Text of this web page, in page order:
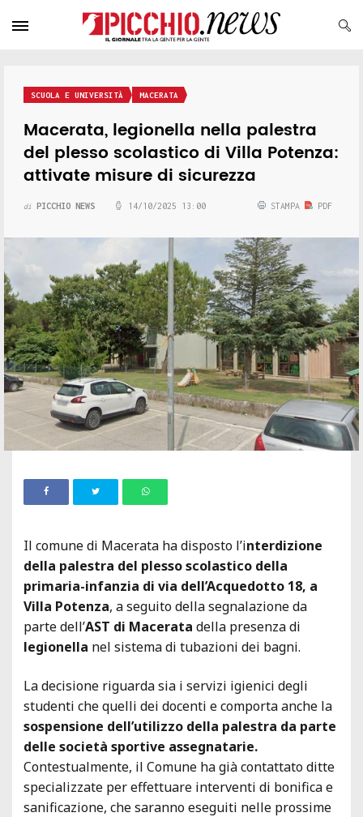
SCUOLA E UNIVERSITÀ MACERATA
Macerata, legionella nella palestra
del plesso scolastico di Villa Potenza:
attivate misure di sicurezza
di PICCHIO NEWS 14/10/2025 13:00 STAMPA PDF
Il comune di Macerata ha disposto l’interdizione
della palestra del plesso scolastico della
primaria-infanzia di via dell’Acquedotto 18, a
Villa Potenza, a seguito della segnalazione da
parte dell’AST di Macerata della presenza di
legionella nel sistema di tubazioni dei bagni.
La decisione riguarda sia i servizi igienici degli
studenti che quelli dei docenti e comporta anche la
sospensione dell’utilizzo della palestra da parte
delle società sportive assegnatarie.
Contestualmente, il Comune ha già contattato ditte
specializzate per effettuare interventi di bonifica e
sanificazione, che saranno eseguiti nelle prossime